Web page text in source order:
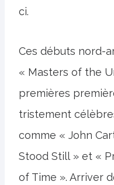
ci.
Ces débuts nord-
« Masters of the
premières
tristement
comme « John
Stood Still » et «
of Time ». Arriver